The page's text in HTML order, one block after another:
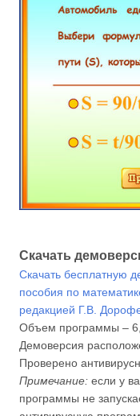
Скачать
Скачать бесплатную
пособия по
редакцией Г.В.
Объем программы –
Демоверсия
Проверено
Примечание: если у
программы не